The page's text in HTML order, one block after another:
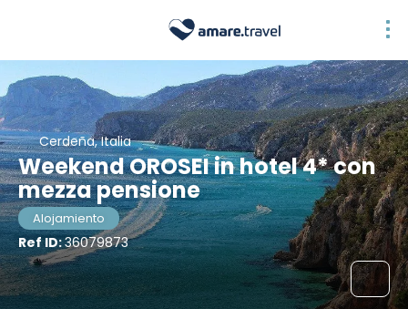
Cerdeña, Italia
Weekend OROSEI in hotel 4* con
mezza pensione
Alojamiento
Ref ID:36079873